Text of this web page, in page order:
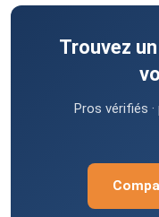
Trouvez
Pros vérifiés ·